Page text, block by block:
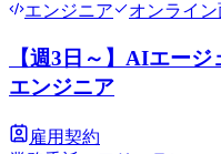
エンジニア
オンライン
【週3日～】AIエー
エンジニア
雇用契約